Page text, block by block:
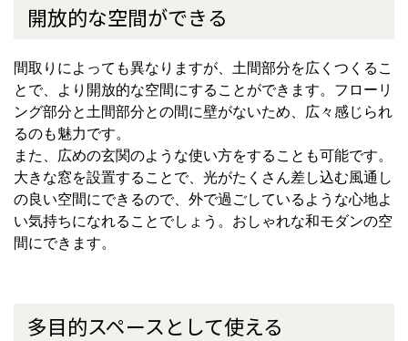
開放的な空間ができる
間取りによっても異なりますが、土間部分を広くつくるこ
とで、より開放的な空間にすることができます。フローリ
ング部分と土間部分との間に壁がないため、広々感じられ
るのも魅力です。
また、広めの玄関のような使い方をすることも可能です。
大きな窓を設置することで、光がたくさん差し込む風通し
の良い空間にできるので、外で過ごしているような心地よ
い気持ちになれることでしょう。おしゃれな和モダンの空
間にできます。
多目的スペースとして使える